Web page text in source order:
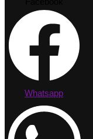
Whatsapp